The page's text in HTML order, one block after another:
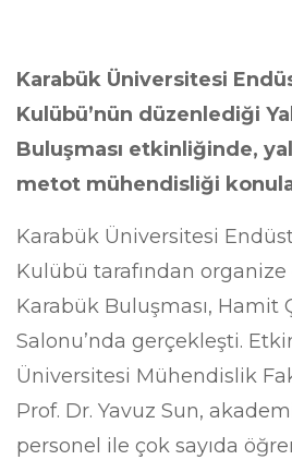
Karabük Üniversitesi
Kulübü’nün düzenlediği
Buluşması etkinliğinde,
metot mühendisliği
Karabük Üniversitesi
Kulübü tarafından organize
Karabük Buluşması, Hamit
Salonu’nda gerçekleşti.
Üniversitesi Mühendislik
Prof. Dr. Yavuz Sun,
personel ile çok sayıda